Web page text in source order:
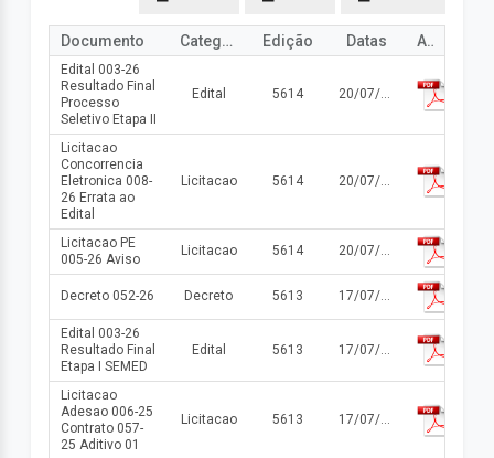
Documento Categoria Edição Datas Arquivo
Edital 003-26
Resultado Final
Processo
Seletivo Etapa II
Edital 5614 20/07/2026
Licitacao
Concorrencia
Eletronica 008-
26 Errata ao
Edital
Licitacao 5614 20/07/2026
Licitacao PE
005-26 Aviso
Licitacao 5614 20/07/2026
Decreto 052-26 Decreto 5613 17/07/2026
Edital 003-26
Resultado Final
Etapa I SEMED
Edital 5613 17/07/2026
Licitacao
Adesao 006-25
Contrato 057-
25 Aditivo 01
Licitacao 5613 17/07/2026